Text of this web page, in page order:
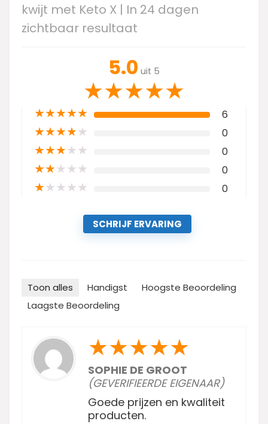
kwijt met Keto X | In 24 dagen
zichtbaar resultaat
5.0 uit 5
★★★★★
★★★★★ 6
★★★★★ 0
★★★★★ 0
★★★★★ 0
★★★★★ 0
SCHRIJF ERVARING
Toon alles Handigst
Hoogste Beoordeling
Laagste Beoordeling
★★★★★
SOPHIE DE GROOT
(GEVERIFIEERDE EIGENAAR)
Goede prijzen en kwaliteit
producten.